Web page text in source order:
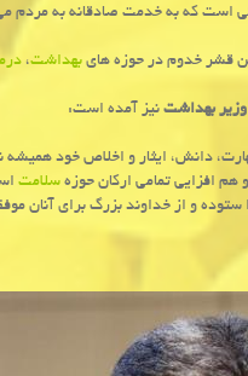
است که به خدمت صادقانه به
قشر خدوم در حوزه های بهداشت،
بهداشت نیز آمده است:
دانش، ایثار و اخلاص خود
افزایی تمامی ارکان حوزه سلامت
را ستوده و از خداوند بزرگ برای آنان